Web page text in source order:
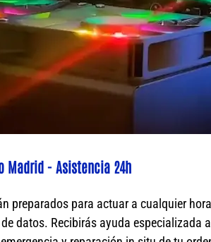
- Asistencia 24h
preparados para actuar a cualquier
datos. Recibirás ayuda especializada